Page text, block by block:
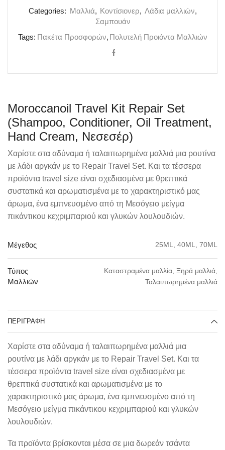
(Shampoo,
Conditioner,
Oil
Treatment,
Cream,
ποσότητα
Categories: Mαλλιά, Κοντίσιονερ, Λάδια μαλλιών,
Σαμπουάν
Tags: Πακέτα Προσφορών, Πολυτελή Προιόντα Μαλλιών
Moroccanoil Travel Kit Repair Set
(Shampoo, Conditioner, Oil Treatment,
Hand Cream, Νεσεσέρ)
Χαρίστε στα αδύναμα ή ταλαιπωρημένα μαλλιά μια ρουτίνα
με λάδι αργκάν με το Repair Travel Set. Και τα τέσσερα
προϊόντα travel size είναι σχεδιασμένα με θρεπτικά
συστατικά και αρωματισμένα με το χαρακτηριστικό μας
άρωμα, ένα εμπνευσμένο από τη Μεσόγειο μείγμα
πικάντικου κεχριμπαριού και γλυκών λουλουδιών.
Μέγεθος 25ML, 40ML, 70ML
Τύπος
Μαλλιών
Καταστραμένα μαλλία, Ξηρά μαλλιά,
Ταλαιπωρημένα μαλλιά
ΠΕΡΙΓΡΑΦΉ
Χαρίστε στα αδύναμα ή ταλαιπωρημένα μαλλιά μια
ρουτίνα με λάδι αργκάν με το Repair Travel Set. Και τα
τέσσερα προϊόντα travel size είναι σχεδιασμένα με
θρεπτικά συστατικά και αρωματισμένα με το
χαρακτηριστικό μας άρωμα, ένα εμπνευσμένο από τη
Μεσόγειο μείγμα πικάντικου κεχριμπαριού και γλυκών
λουλουδιών.
Τα προϊόντα βρίσκονται μέσα σε μια δωρεάν τσάντα